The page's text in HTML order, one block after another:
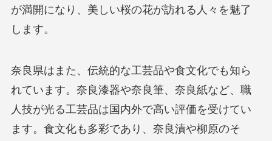
が満開になり、美しい桜の花が訪れる人々を魅了
します。
奈良県はまた、伝統的な工芸品や食文化でも知ら
れています。奈良漆器や奈良筆、奈良紙など、職
人技が光る工芸品は国内外で高い評価を受けてい
ます。食文化も多彩であり、奈良漬や柳原のそ